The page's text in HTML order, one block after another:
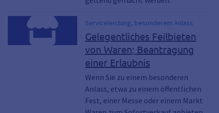
Serviceleistung, besonderem Anlass
Gelegentliches Feilbieten
von Waren; Beantragung
einer Erlaubnis
Wenn Sie zu einem besonderen
Anlass, etwa zu einem öffentlichen
Fest, einer Messe oder einem Markt